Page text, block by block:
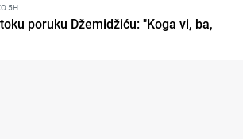
5H
poruku Džemidžiću: "Koga vi, ba,